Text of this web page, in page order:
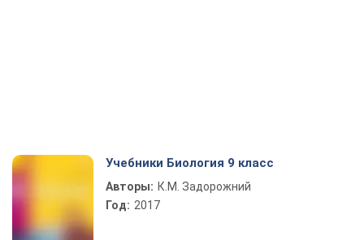
Учебники Биология 9 класс
Авторы: К.М. Задорожний
Год: 2017